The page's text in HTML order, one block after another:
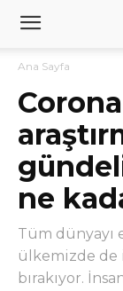
Ana Sayfa
ne
Tüm dünyayı
ülkemizde de
bırakıyor.